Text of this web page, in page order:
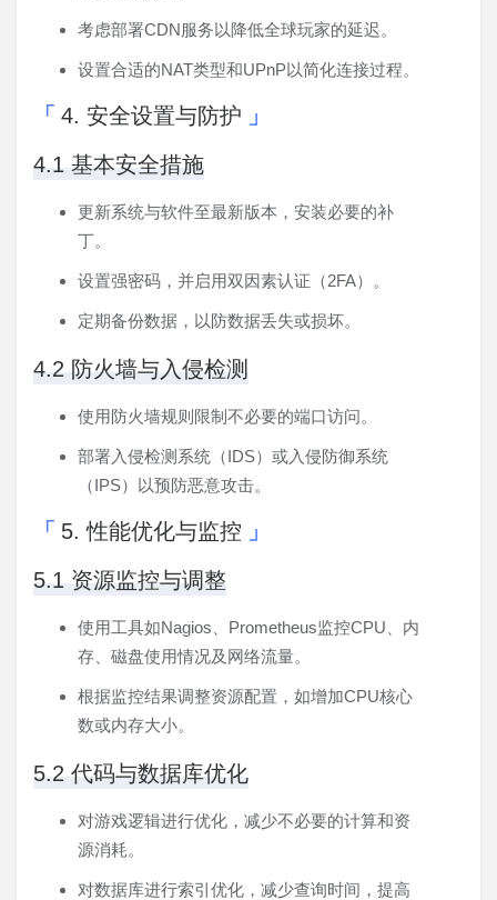
考虑部署CDN服务以降低全球玩家的延迟。
设置合适的NAT类型和UPnP以简化连接过程。
4. 安全设置与防护
4.1 基本安全措施
更新系统与软件至最新版本，安装必要的补
丁。
设置强密码，并启用双因素认证（2FA）。
定期备份数据，以防数据丢失或损坏。
4.2 防火墙与入侵检测
使用防火墙规则限制不必要的端口访问。
部署入侵检测系统（IDS）或入侵防御系统
（IPS）以预防恶意攻击。
5. 性能优化与监控
5.1 资源监控与调整
使用工具如Nagios、Prometheus监控CPU、内
存、磁盘使用情况及网络流量。
根据监控结果调整资源配置，如增加CPU核心
数或内存大小。
5.2 代码与数据库优化
对游戏逻辑进行优化，减少不必要的计算和资
源消耗。
对数据库进行索引优化，减少查询时间，提高